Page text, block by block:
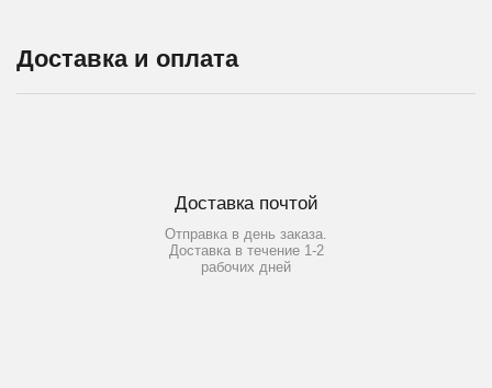
Доставка и оплата
Доставка почтой
Отправка в день заказа.
Доставка в течение 1-2
рабочих дней